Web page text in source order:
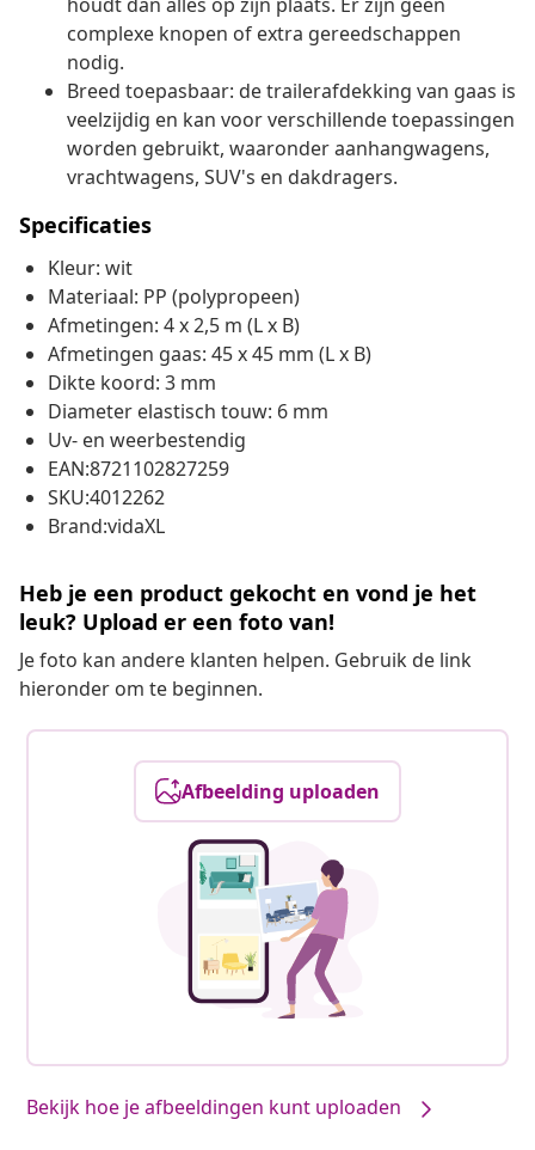
complexe knopen of extra gereedschappen
nodig.
Breed toepasbaar: de trailerafdekking van gaas is
veelzijdig en kan voor verschillende toepassingen
worden gebruikt, waaronder aanhangwagens,
vrachtwagens, SUV's en dakdragers.
Specificaties
Kleur: wit
Materiaal: PP (polypropeen)
Afmetingen: 4 x 2,5 m (L x B)
Afmetingen gaas: 45 x 45 mm (L x B)
Dikte koord: 3 mm
Diameter elastisch touw: 6 mm
Uv- en weerbestendig
EAN:8721102827259
SKU:4012262
Brand:vidaXL
Heb je een product gekocht en vond je het
leuk? Upload er een foto van!
Je foto kan andere klanten helpen. Gebruik de link
hieronder om te beginnen.
Afbeelding uploaden
Bekijk hoe je afbeeldingen kunt uploaden